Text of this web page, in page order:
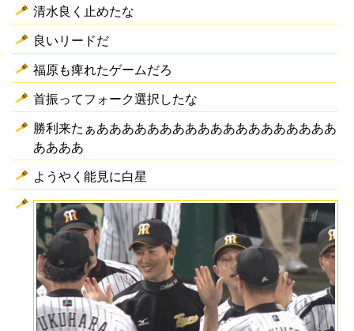
清水良く止めたな
良いリードだ
福原も痺れたゲームだろ
首振ってフォーク選択したな
勝利来たぁあああああああああああああああああああ
ああああ
ようやく能見に白星